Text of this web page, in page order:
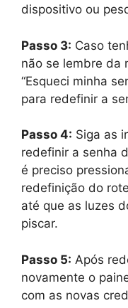
dispositivo ou
Passo 3: Caso
não se lembre da
“Esqueci minha
para redefinir a
Passo 4: Siga as
redefinir a senha
é preciso
redefinição do
até que as luzes
piscar.
Passo 5: Após
novamente o
com as novas